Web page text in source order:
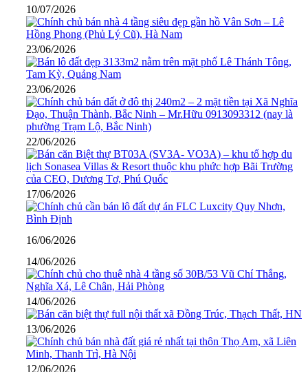
10/07/2026
23/06/2026
23/06/2026
22/06/2026
17/06/2026
16/06/2026
14/06/2026
14/06/2026
13/06/2026
12/06/2026